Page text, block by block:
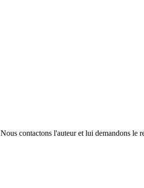
Nous contactons l'auteur et lui demandons le